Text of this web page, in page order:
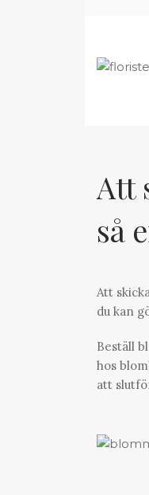
Att
så
Att
du kan
Beställ
hos
att